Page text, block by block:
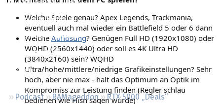
Neue Beiträge
Neueste Aktivitäten
Leserartikel
Regeln
Podcast RAMageddon
RTX 5000 „Deals“
Welche Spiele genau? Apex Legends, Trackmania,
eventuell auch mal wieder ein Battlefield 5 oder 6 dann
Welche Auflösung? Genügen Full HD (1920x1080) oder
WQHD (2560x1440) oder soll es 4K Ultra HD
(3840x2160) sein? WQHD
Ultra/hohe/mittlere/niedrige Grafikeinstellungen? Sehr
hoch, aber nie max - halt das Optimum an Optik im
Kompromiss zur Leistung finden (Regler schlau
bedienen wie Hisn sagen würde)